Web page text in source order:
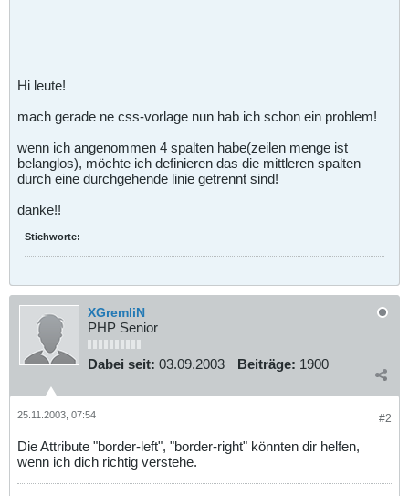
Hi leute!
mach gerade ne css-vorlage nun hab ich schon ein problem!
wenn ich angenommen 4 spalten habe(zeilen menge ist
belanglos), möchte ich definieren das die mittleren spalten
durch eine durchgehende linie getrennt sind!
danke!!
Stichworte: -
XGremliN
PHP Senior
Dabei seit: 03.09.2003 Beiträge: 1900
#2
25.11.2003, 07:54
Die Attribute "border-left", "border-right" könnten dir helfen,
wenn ich dich richtig verstehe.